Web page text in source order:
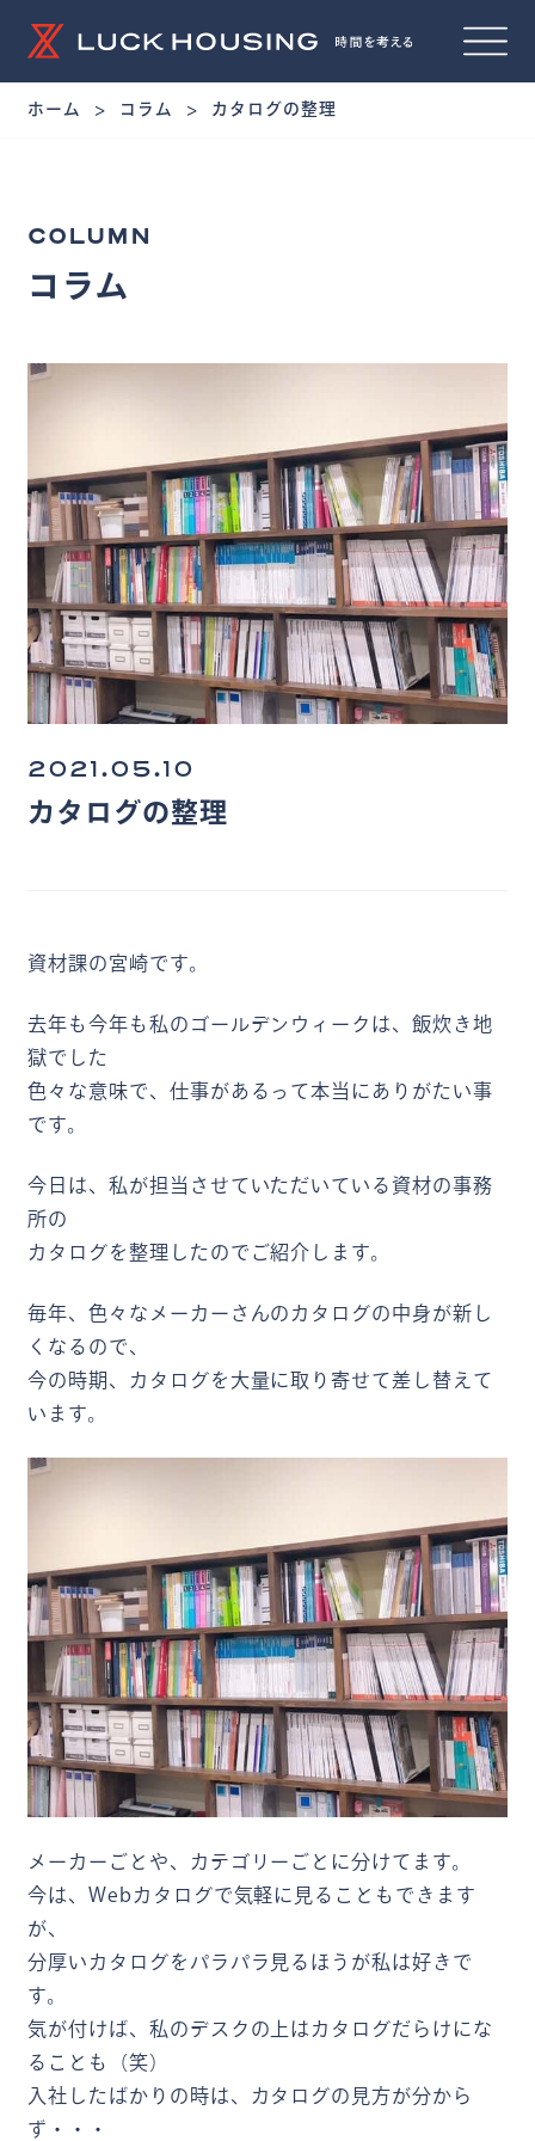
ホーム コラム カタログの整理
COLUMN
コラム
カタログの整理
2021.05.10
資材課の宮崎です。
去年も今年も私のゴールデンウィークは、飯炊き地
獄でした
色々な意味で、仕事があるって本当にありがたい事
です。
今日は、私が担当させていただいている資材の事務
所の
カタログを整理したのでご紹介します。
毎年、色々なメーカーさんのカタログの中身が新し
くなるので、
今の時期、カタログを大量に取り寄せて差し替えて
います。
メーカーごとや、カテゴリーごとに分けてます。
今は、Webカタログで気軽に見ることもできます
が、
分厚いカタログをパラパラ見るほうが私は好きで
す。
気が付けば、私のデスクの上はカタログだらけにな
ることも（笑）
入社したばかりの時は、カタログの見方が分から
ず・・・